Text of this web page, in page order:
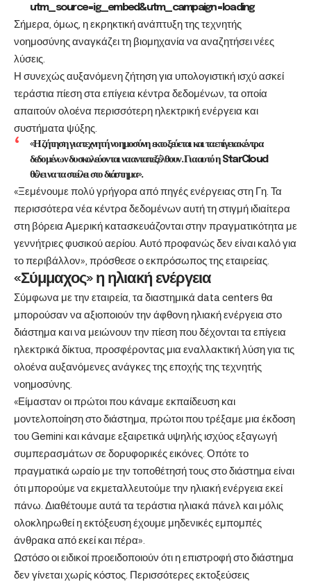
utm_source=ig_embed&utm_campaign=loading
Σήμερα, όμως, η εκρηκτική ανάπτυξη της τεχνητής
νοημοσύνης αναγκάζει τη βιομηχανία να αναζητήσει νέες
λύσεις.
Η συνεχώς αυξανόμενη ζήτηση για υπολογιστική ισχύ ασκεί
τεράστια πίεση στα επίγεια κέντρα δεδομένων, τα οποία
απαιτούν ολοένα περισσότερη ηλεκτρική ενέργεια και
συστήματα ψύξης.
«Η ζήτηση για τεχνητή νοημοσύνη εκτοξεύεται και τα επίγεια κέντρα
δεδομένων δυσκολεύονται να ανταπεξέλθουν. Για αυτό η StarCloud
θέλει να τα στείλει στο διάστημα».
«Ξεμένουμε πολύ γρήγορα από πηγές ενέργειας στη Γη. Τα
περισσότερα νέα κέντρα δεδομένων αυτή τη στιγμή ιδιαίτερα
στη βόρεια Αμερική κατασκευάζονται στην πραγματικότητα με
γεννήτριες φυσικού αερίου. Αυτό προφανώς δεν είναι καλό για
το περιβάλλον», πρόσθεσε ο εκπρόσωπος της εταιρείας.
«Σύμμαχος» η ηλιακή ενέργεια
Σύμφωνα με την εταιρεία, τα διαστημικά data centers θα
μπορούσαν να αξιοποιούν την άφθονη ηλιακή ενέργεια στο
διάστημα και να μειώνουν την πίεση που δέχονται τα επίγεια
ηλεκτρικά δίκτυα, προσφέροντας μια εναλλακτική λύση για τις
ολοένα αυξανόμενες ανάγκες της εποχής της τεχνητής
νοημοσύνης.
«Είμασταν οι πρώτοι που κάναμε εκπαίδευση και
μοντελοποίηση στο διάστημα, πρώτοι που τρέξαμε μια έκδοση
του Gemini και κάναμε εξαιρετικά υψηλής ισχύος εξαγωγή
συμπερασμάτων σε δορυφορικές εικόνες. Οπότε το
πραγματικά ωραίο με την τοποθέτησή τους στο διάστημα είναι
ότι μπορούμε να εκμεταλλευτούμε την ηλιακή ενέργεια εκεί
πάνω. Διαθέτουμε αυτά τα τεράστια ηλιακά πάνελ και μόλις
ολοκληρωθεί η εκτόξευση έχουμε μηδενικές εμπομπές
άνθρακα από εκεί και πέρα».
Ωστόσο οι ειδικοί προειδοποιούν ότι η επιστροφή στο διάστημα
δεν γίνεται χωρίς κόστος. Περισσότερες εκτοξεύσεις